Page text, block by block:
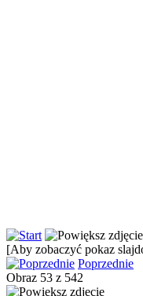
[Aby zobaczyć pokaz
Poprzednie
Obraz 53 z 542